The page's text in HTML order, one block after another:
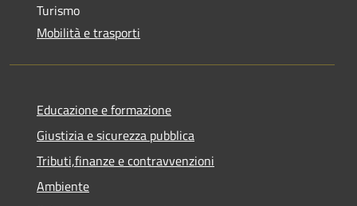
Turismo
Mobilità e trasporti
Educazione e formazione
Giustizia e sicurezza pubblica
Tributi,finanze e contravvenzioni
Ambiente